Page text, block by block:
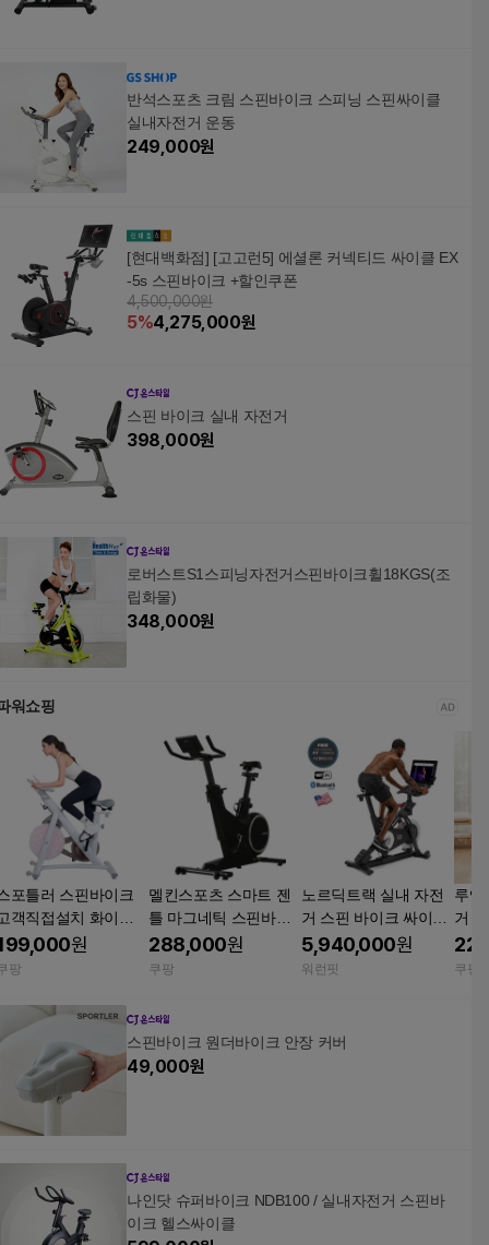
반석스포츠 크림 스핀바이크 스피닝 스핀싸이클
실내자전거 운동
249,000원
[현대백화점] [고고런5] 에셜론 커넥티드 싸이클 EX
-5s 스핀바이크 +할인쿠폰
4,500,000원
5%4,275,000원
스핀 바이크 실내 자전거
398,000원
로버스트S1스피닝자전거스핀바이크휠18KGS(조
립화물)
348,000원
워쇼핑
포틀러 스핀바이크
객직접설치 화이트 B
원
팡
멜킨스포츠 스마트 젠
틀 마그네틱 스핀바이
크 S5E01 15kg 휠 스페
이스블랙
288,000원
쿠팡
노르딕트랙 실내 자전
거 스핀 바이크 싸이클
스피닝 S22i
5,940,000원
워런핏
루앤
거
핀바
이트
쿠팡
스핀바이크 원더바이크 안장 커버
49,000원
나인닷 슈퍼바이크 NDB100 / 실내자전거 스핀바
이크 헬스싸이클